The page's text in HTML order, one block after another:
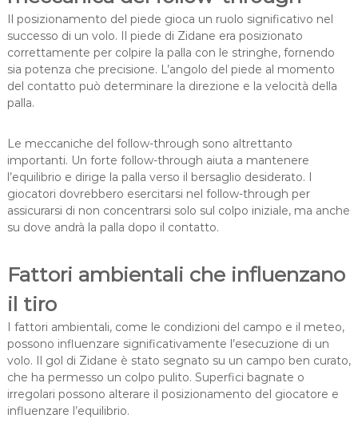
Il posizionamento del piede gioca un ruolo significativo nel
successo di un volo. Il piede di Zidane era posizionato
correttamente per colpire la palla con le stringhe, fornendo
sia potenza che precisione. L’angolo del piede al momento
del contatto può determinare la direzione e la velocità della
palla.
Le meccaniche del follow-through sono altrettanto
importanti. Un forte follow-through aiuta a mantenere
l’equilibrio e dirige la palla verso il bersaglio desiderato. I
giocatori dovrebbero esercitarsi nel follow-through per
assicurarsi di non concentrarsi solo sul colpo iniziale, ma anche
su dove andrà la palla dopo il contatto.
Fattori ambientali che influenzano
il tiro
I fattori ambientali, come le condizioni del campo e il meteo,
possono influenzare significativamente l’esecuzione di un
volo. Il gol di Zidane è stato segnato su un campo ben curato,
che ha permesso un colpo pulito. Superfici bagnate o
irregolari possono alterare il posizionamento del giocatore e
influenzare l’equilibrio.